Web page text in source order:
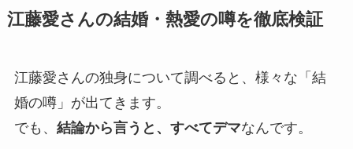
江藤愛さんの結婚・熱愛の噂を徹底検証
江藤愛さんの独身について調べると、様々な「結
婚の噂」が出てきます。
でも、 結論から言うと、すべてデマなんです。